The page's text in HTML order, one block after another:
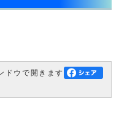
ドウで開きます